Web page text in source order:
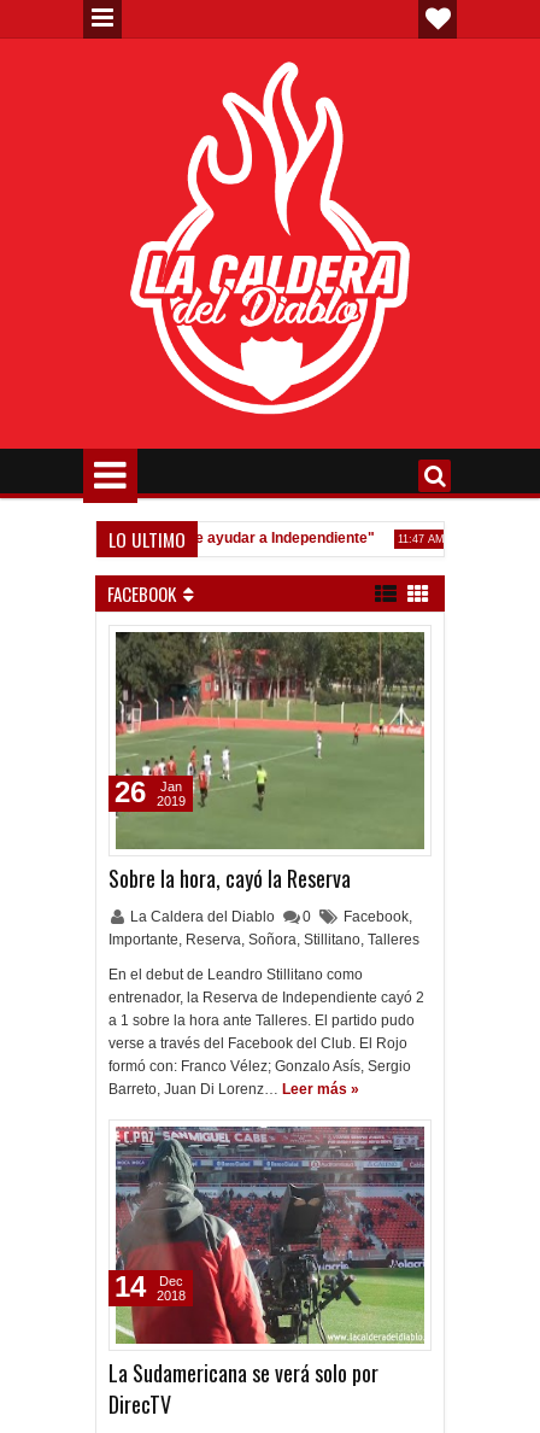
LO ULTIMO
"Siempre quise ayudar a Independiente" 11:47 AM
Homenaje a Jorge
FACEBOOK
Sobre la hora, cayó la Reserva
La Caldera del Diablo 0 Facebook,
Importante, Reserva, Soñora, Stillitano, Talleres
En el debut de Leandro Stillitano como
entrenador, la Reserva de Independiente cayó 2
a 1 sobre la hora ante Talleres. El partido pudo
verse a través del Facebook del Club. El Rojo
formó con: Franco Vélez; Gonzalo Asís, Sergio
Barreto, Juan Di Lorenz… Leer más »
26
Jan
2019
La Sudamericana se verá solo por
DirecTV
14
Dec
2018